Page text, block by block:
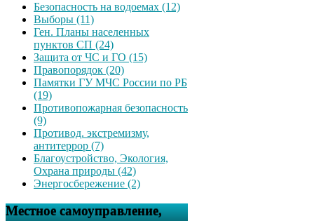
Безопасность на водоемах (12)
Выборы (11)
Ген. Планы населенных
пунктов СП (24)
Защита от ЧС и ГО (15)
Правопорядок (20)
Памятки ГУ МЧС России по РБ
(19)
Противопожарная безопасность
(9)
Противод. экстремизму,
антитеррор (7)
Благоустройство, Экология,
Охрана природы (42)
Энергосбережение (2)
Местное самоуправление,